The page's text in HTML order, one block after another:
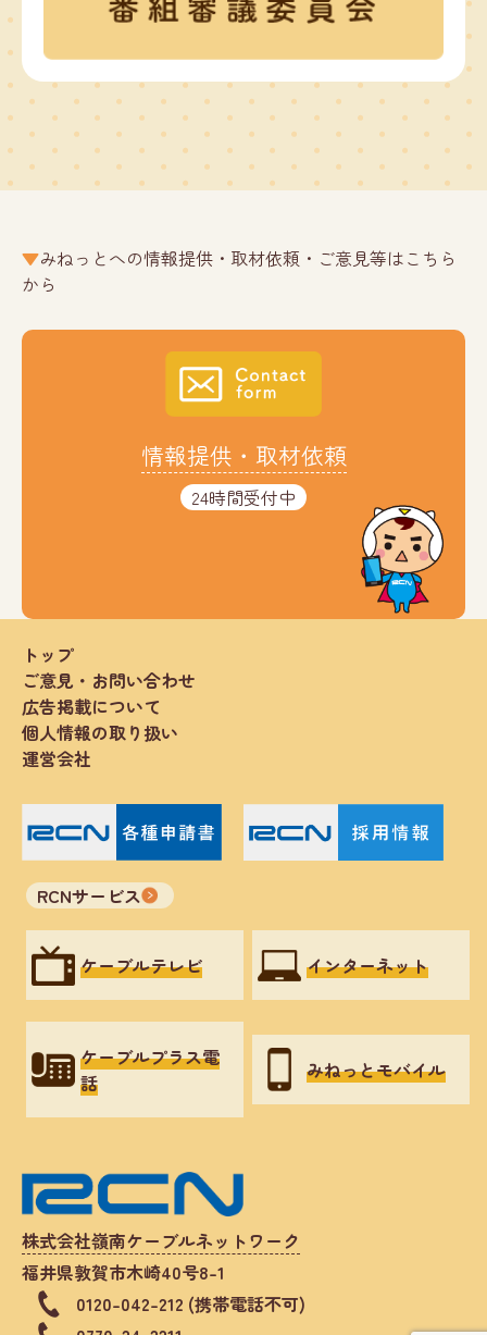
みねっとへの情報提供・取材依頼・ご意見等はこちら
から
情報提供・取材依頼
24時間受付中
株式会社嶺南ケーブルネットワーク
福井県敦賀市木崎40号8-1
0120-042-212 (携帯電話不可)
トップ
ご意見・お問い合わせ
広告掲載について
個人情報の取り扱い
運営会社
RCNサービス
ケーブルテレビ インターネット
ケーブルプラス電
話
みねっとモバイル